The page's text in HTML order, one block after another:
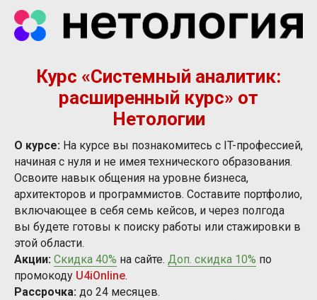
Курс «Системный аналитик:
расширенный курс» от
Нетологии
О курсе: На курсе вы познакомитесь с IT-профессией,
начиная с нуля и не имея технического образования.
Освоите навык общения на уровне бизнеса,
архитекторов и программистов. Составите портфолио,
включающее в себя семь кейсов, и через полгода
вы будете готовы к поиску работы или стажировки в
этой области.
Акции: Скидка 40% на сайте. Доп. скидка 10% по
промокоду U4iOnline.
Рассрочка: до 24 месяцев.